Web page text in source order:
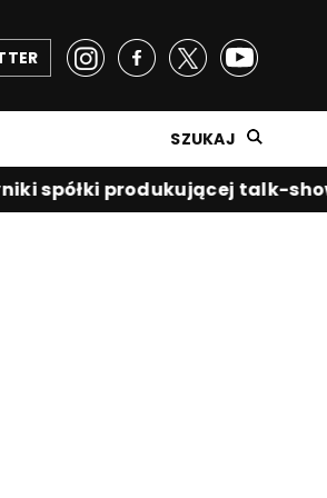
SZUKAJ
spółki produkującej talk-show